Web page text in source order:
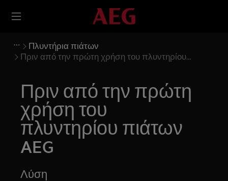
Πλυντήρια πιάτων
Πριν από την πρώτη χρήση του πλυντηρίου
Πριν από την πρώτη
χρήση του
πλυντηρίου πιάτων
AEG
Λύση